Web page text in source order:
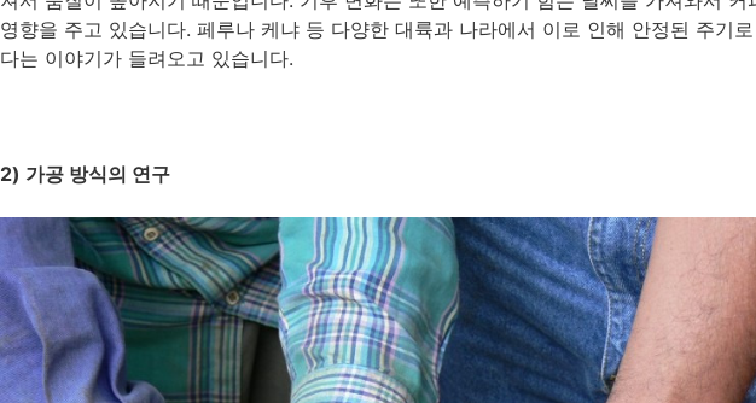
영향을 주고 있습니다. 페루나 케냐 등 다양한 대륙과 나라에서 이로 인해 안정된 주기
다는 이야기가 들려오고 있습니다.
2) 가공 방식의 연구